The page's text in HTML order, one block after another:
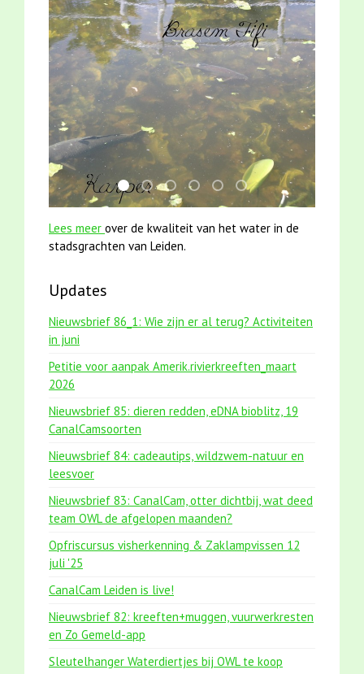
smoelenboek fifi en karper nieuwsbrief-
jun2021 zaklv 5 snoekje MOOI
mei2021 watervogelmethode fuut
karper met kattenklimtouw
jun2021 28 brasem en
mei2021 1 snoekje
Lees meer over de kwaliteit van het water in de
stadsgrachten van Leiden.
Updates
Nieuwsbrief 86_1: Wie zijn er al terug? Activiteiten
in juni
Petitie voor aanpak Amerik.rivierkreeften_maart
2026
Nieuwsbrief 85: dieren redden, eDNA bioblitz, 19
CanalCamsoorten
Nieuwsbrief 84: cadeautips, wildzwem-natuur en
leesvoer
Nieuwsbrief 83: CanalCam, otter dichtbij, wat deed
team OWL de afgelopen maanden?
Opfriscursus visherkenning & Zaklampvissen 12
juli '25
CanalCam Leiden is live!
Nieuwsbrief 82: kreeften+muggen, vuurwerkresten
en Zo Gemeld-app
Sleutelhanger Waterdiertjes bij OWL te koop